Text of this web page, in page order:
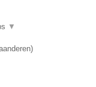
▼
)